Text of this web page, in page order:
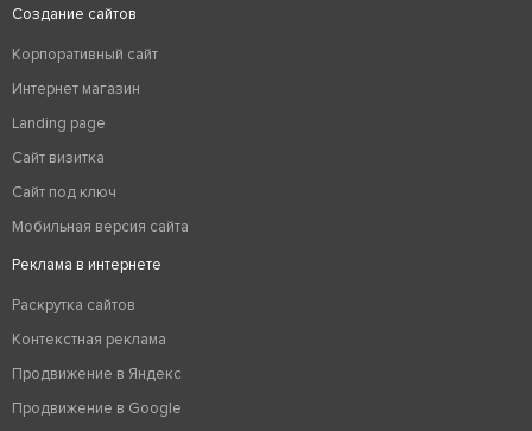
Создание сайтов
Корпоративный сайт
Интернет магазин
Landing page
Сайт визитка
Сайт под ключ
Мобильная версия сайта
Реклама в интернете
Раскрутка сайтов
Контекстная реклама
Продвижение в Яндекс
Продвижение в Google